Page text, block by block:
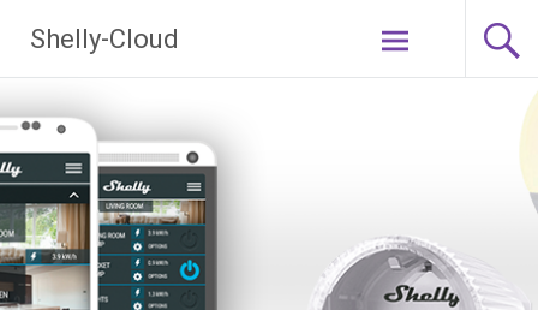
naar
de
Shelly-Cloud